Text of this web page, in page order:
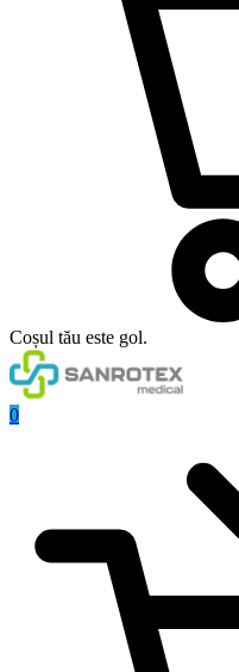
Coșul tău este gol.
0